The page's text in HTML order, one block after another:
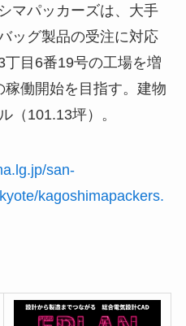
マパッカーズは、大手
ッグ製品の受注に対応
目6番19号の工場を増
働開始を目指す。建物
（101.13坪）。
san-
kagoshimapackers.